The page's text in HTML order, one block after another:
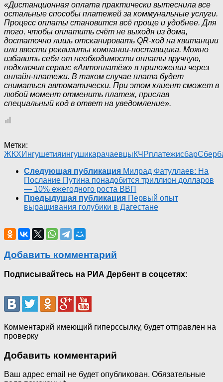
«Дистанционная оплата практически вытеснила все
остальные способы платежей за коммунальные услуги.
Процесс оплаты становится всё проще и удобнее. Для
того, чтобы оплатить счёт не выходя из дома,
достаточно лишь отсканировать QR-код на квитанции
или ввести реквизиты компании-поставщика. Можно
избавить себя от необходимости оплаты вручную,
подключив сервис «Автоплатёж» в приложении через
онлайн-платежи. В таком случае плата будет
сниматься автоматически. При этом клиент сможет в
любой момент отменить платеж, прислав
специальный код в ответ на уведомление».
Метки:
ЖКХИнгушетияингушикарачаевцыКЧРплатежисбар
Следующая публикация Милрад Фатуллаев: На
Послание Путина понадобится триллион долларов
— 10% ежегодного роста ВВП
Предыдущая публикация Первый опыт
выращивания голубики в Дагестане
Добавить комментарий
Подписывайтесь на РИА Дербент в соцсетях:
Комментарий имеющий гиперссылку, будет отправлен на
проверку
Добавить комментарий
Ваш адрес email не будет опубликован. Обязательные